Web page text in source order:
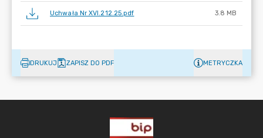
Uchwała Nr XVI.212.25.pdf 3.8 MB
DRUKUJ ZAPISZ DO PDF METRYCZKA